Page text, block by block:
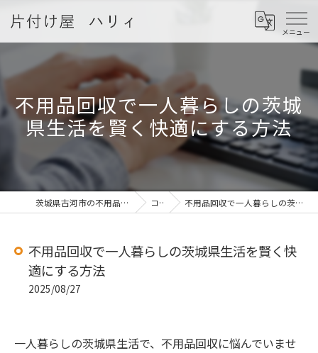
不用品回収で一人暮らしの茨城
県生活を賢く快適にする方法
茨城県古河市の不用品回収なら片付け屋 ハリィ コラム 不用品回収で一人暮らしの茨城県生活を賢く快適にする方法
不用品回収で一人暮らしの茨城県生活を賢く快
適にする方法
2025/08/27
一人暮らしの茨城県生活で、不用品回収に悩んでいませ